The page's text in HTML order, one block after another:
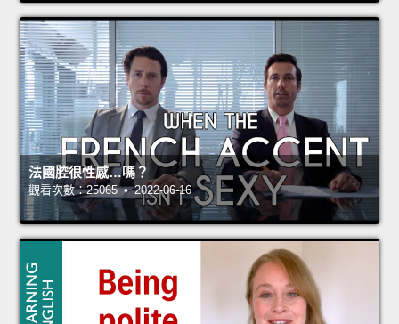
法國腔很性感…嗎？
觀看次數：25065 • 2022-06-16